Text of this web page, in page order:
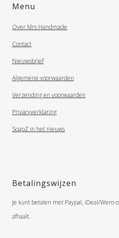
Menu
Over Mrs Handmade
Contact
Nieuwsbrief
Algemene voorwaarden
Verzending en voorwaarden
Privacyverklaring
SoapZ in het nieuws
Betalingswijzen
Je kunt betalen met Paypal, iDeal/Wero
afhaalt.